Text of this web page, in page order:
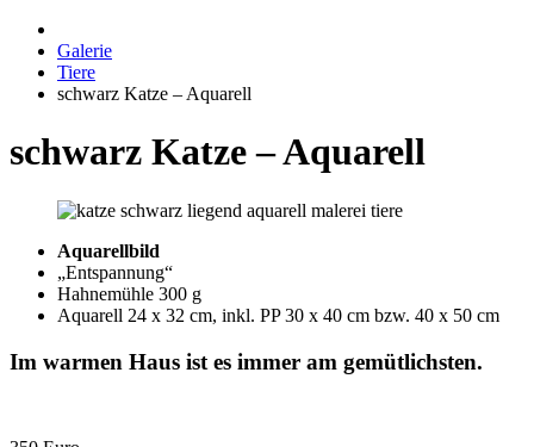
Galerie
Tiere
schwarz Katze – Aquarell
schwarz Katze – Aquarell
Aquarellbild
„Entspannung“
Hahnemühle 300 g
Aquarell 24 x 32 cm, inkl. PP 30 x 40 cm bzw. 40 x 50 cm
Im warmen Haus ist es immer am gemütlichsten.